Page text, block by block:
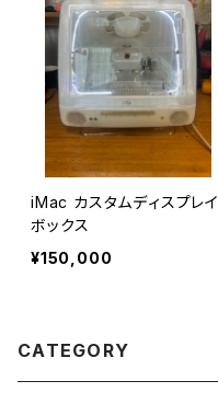
iMac カスタムディスプレイ
ボックス
¥150,000
CATEGORY